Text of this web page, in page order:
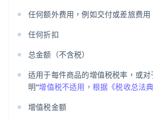
任何额外费用，例如交付或差旅费用
任何折扣
总金额（不含税）
适用于每件商品的增值税税率，或对
明“增值税不适用，根据《税收总法
增值税金额